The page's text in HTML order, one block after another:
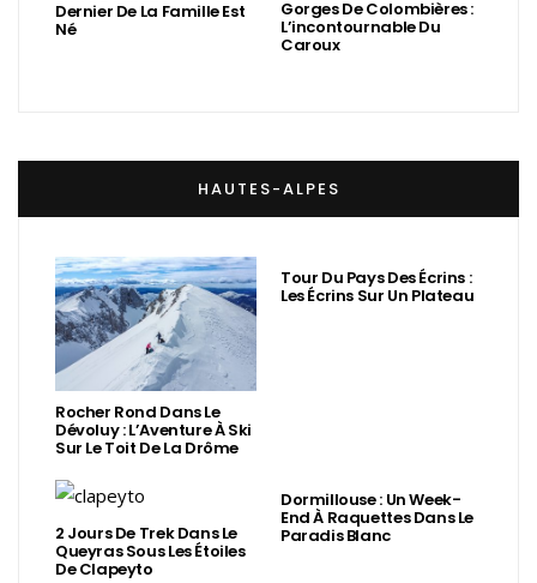
Dernier De La Famille Est
Né
Gorges De Colombières :
L’incontournable Du
Caroux
HAUTES-ALPES
Rocher Rond Dans Le
Dévoluy : L’Aventure À Ski
Sur Le Toit De La Drôme
Tour Du Pays Des Écrins :
Les Écrins Sur Un Plateau
2 Jours De Trek Dans Le
Queyras Sous Les Étoiles
De Clapeyto
Dormillouse : Un Week-
End À Raquettes Dans Le
Paradis Blanc